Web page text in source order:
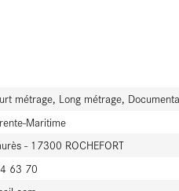
métrage, Long métrage,
Maritime
- 17300 ROCHEFORT
63 70